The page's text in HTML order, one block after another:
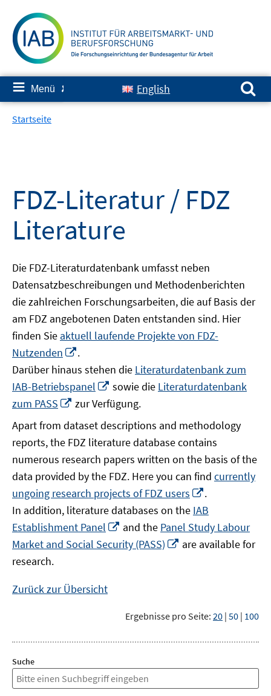
zum
Inhalt
≡ Menü ✘ English
Suchen nach:
Startseite
FDZ-Literatur / FDZ
Literature
Die FDZ-Literaturdatenbank umfasst neben
Datensatzbeschreibungen und Methodenberichten
die zahlreichen Forschungsarbeiten, die auf Basis der
am FDZ angebotenen Daten entstanden sind. Hier
finden Sie aktuell laufende Projekte von FDZ-
Nutzenden
neuem
Fenster
öffnen
.
Darüber hinaus stehen die Literaturdatenbank zum
IAB-Betriebspanel
In
neuem
Fenster
öffnen
sowie die Literaturdatenbank
zum PASS
In
Fenster
öffnen
zur Verfügung.
Apart from dataset descriptions and methodology
reports, the FDZ literature database contains
numerous research papers written on the basis of the
data provided by the FDZ. Here you can find currently
ungoing research projects of FDZ users
neuem
Fenster
öffnen
.
In addition, literature databases on the IAB
Establishment Panel
In
neuem
Fenster
and the Panel Study Labour
Market and Social Security (PASS)
In
are available for
research.
Zurück zur Übersicht
Ergebnisse pro Seite: 20 | 50 | 100
Suche